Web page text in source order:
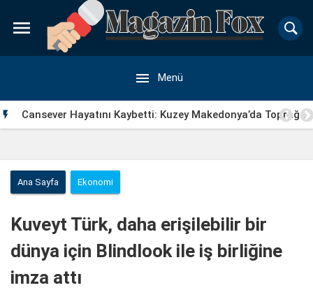

 Menü
 Cansever Hayatını Kaybetti: Kuzey Makedonya’da Toprağa
Ana Sayfa Ekonomi
Kuveyt Türk, daha erişilebilir bir
dünya için Blindlook ile iş birliğine
imza attı